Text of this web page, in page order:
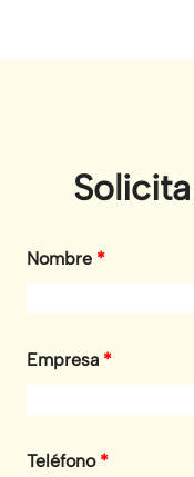
Nombre *
Empresa *
Teléfono *